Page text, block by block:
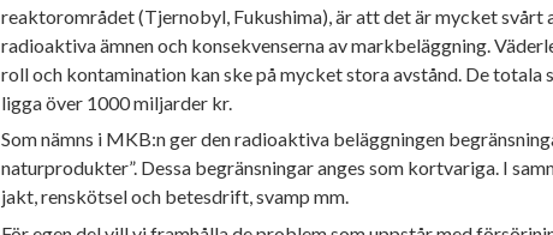
reaktorområdet (Tjernobyl, Fukushima), är att det är mycket
radioaktiva ämnen och konsekvenserna av markbeläggning.
roll och kontamination kan ske på mycket stora avstånd. De totala
ligga över 1000 miljarder kr.
Som nämns i MKB:n ger den radioaktiva beläggningen
naturprodukter”. Dessa begränsningar anges som kortvariga. I
jakt, renskötsel och betesdrift, svamp mm.